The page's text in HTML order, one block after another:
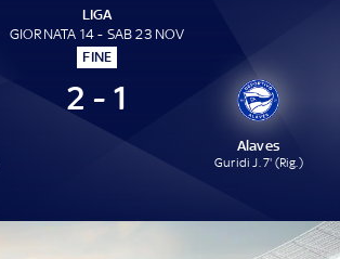
LIGA
GIORNATA 14 - SAB 23 NOV
FINE
2 - 1
Alaves
Guridi J. 7' (Rig.)